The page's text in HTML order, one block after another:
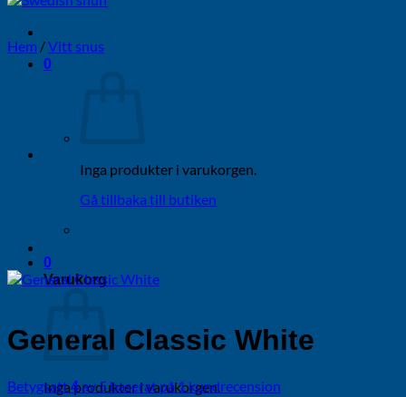
0
Inga produkter i varukorgen.
Gå tillbaka till butiken
0
Varukorg
Inga produkter i varukorgen.
Hem /Vitt snus
General Classic White
Betygsatt4av 5 baserat på1kundrecension